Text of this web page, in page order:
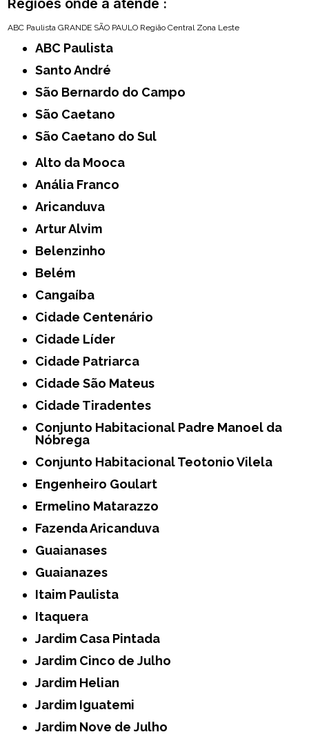
Regiões onde a atende :
ABC Paulista GRANDE SÃO PAULO Região Central Zona Leste
ABC Paulista
Santo André
São Bernardo do Campo
São Caetano
São Caetano do Sul
Alto da Mooca
Anália Franco
Aricanduva
Artur Alvim
Belenzinho
Belém
Cangaíba
Cidade Centenário
Cidade Líder
Cidade Patriarca
Cidade São Mateus
Cidade Tiradentes
Conjunto Habitacional Padre Manoel da
Nóbrega
Conjunto Habitacional Teotonio Vilela
Engenheiro Goulart
Ermelino Matarazzo
Fazenda Aricanduva
Guaianases
Guaianazes
Itaim Paulista
Itaquera
Jardim Casa Pintada
Jardim Cinco de Julho
Jardim Helian
Jardim Iguatemi
Jardim Nove de Julho